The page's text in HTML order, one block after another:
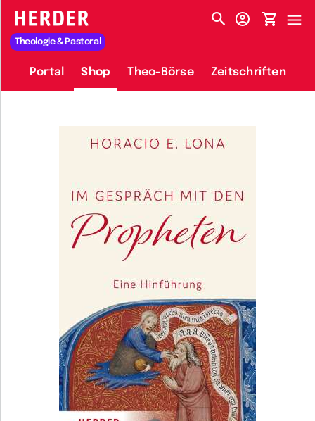
HERDER-MENÜ
Theologie & Pastoral
Portal Shop Theo-Börse Zeitschriften